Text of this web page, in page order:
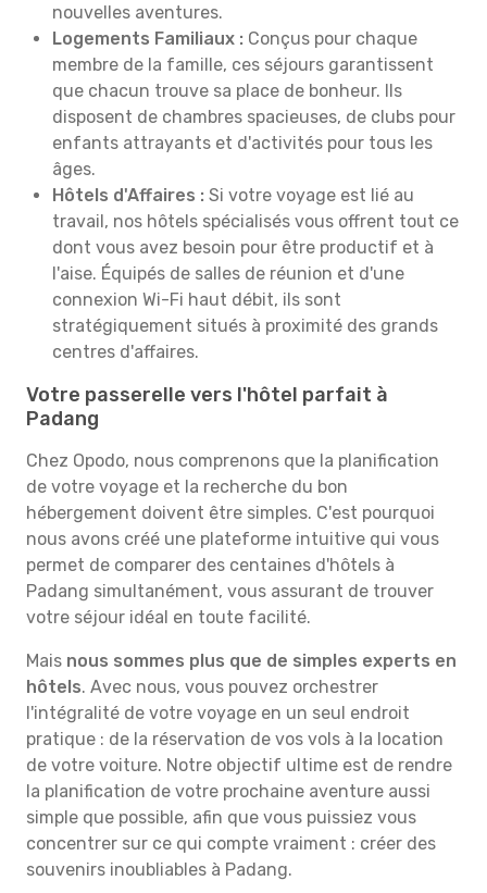
nouvelles aventures.
Logements Familiaux : Conçus pour chaque
membre de la famille, ces séjours garantissent
que chacun trouve sa place de bonheur. Ils
disposent de chambres spacieuses, de clubs pour
enfants attrayants et d'activités pour tous les
âges.
Hôtels d'Affaires : Si votre voyage est lié au
travail, nos hôtels spécialisés vous offrent tout ce
dont vous avez besoin pour être productif et à
l'aise. Équipés de salles de réunion et d'une
connexion Wi-Fi haut débit, ils sont
stratégiquement situés à proximité des grands
centres d'affaires.
Votre passerelle vers l'hôtel parfait à
Padang
Chez Opodo, nous comprenons que la planification
de votre voyage et la recherche du bon
hébergement doivent être simples. C'est pourquoi
nous avons créé une plateforme intuitive qui vous
permet de comparer des centaines d'hôtels à
Padang simultanément, vous assurant de trouver
votre séjour idéal en toute facilité.
Mais nous sommes plus que de simples experts en
hôtels. Avec nous, vous pouvez orchestrer
l'intégralité de votre voyage en un seul endroit
pratique : de la réservation de vos vols à la location
de votre voiture. Notre objectif ultime est de rendre
la planification de votre prochaine aventure aussi
simple que possible, afin que vous puissiez vous
concentrer sur ce qui compte vraiment : créer des
souvenirs inoubliables à Padang.